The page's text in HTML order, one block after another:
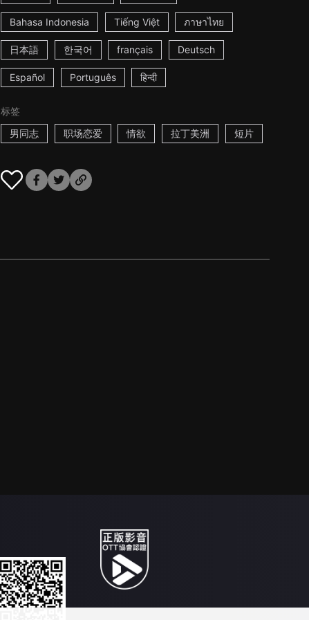
Bahasa Indonesia Tiếng Việt ภาษาไทย
日本語 한국어 français Deutsch
Español Português हिन्दी
标签
男同志
职场恋爱 情欲 拉丁美洲 短片